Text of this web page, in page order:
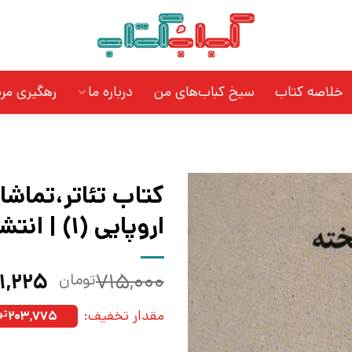
خلاصه کتاب سیخ کباب‌های من درباره ما رهگیری
کتاب
اروپایی (1) | انتشارات افق
۷۱۵,۰۰۰تومان
مقدار تخفیف: ۲۰۳,۷۷۵